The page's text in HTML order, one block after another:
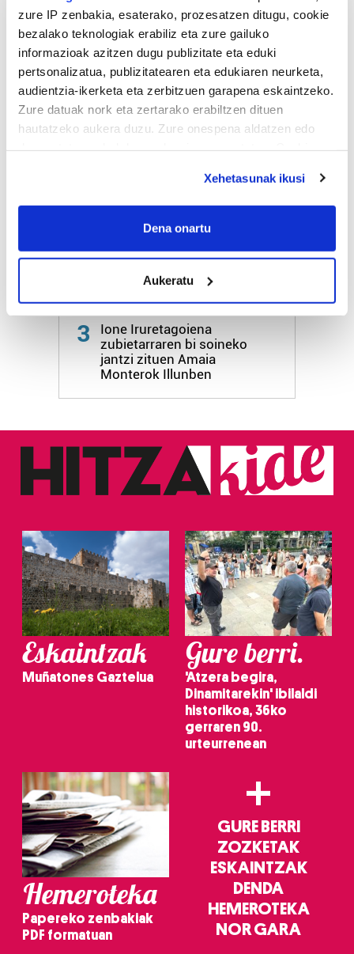
zure IP zenbakia, esaterako, prozesatzen ditugu, cookie
bezalako teknologiak erabiliz eta zure gailuko
informazioak azitzen dugu publizitate eta eduki
pertsonalizatua, publizitatearen eta edukiaren neurketa,
audientzia-ikerketa eta zerbitzuen garapena eskaintzeko.
Zure datuak nork eta zertarako erabiltzen dituen
hautatzeko aukera duzu. Zure onespena aldatzen edo
If you allow, we would also like to:
Collect information about your geographical
meters
Identify your device by actively scanning it for
specific characteristics (fingerprinting)
Find out more about how your personal data is processed
and set your preferences in thedetails section
Guk eta gure bazkideek zure datu pertsonalak
prozesatzen ditugu, zure IP zenbakia, besteak beste,
neurtzeko, jendeari buruzko informazioa biltzeko eta
produktuak garatzeko. Zure datuak nork eta zertarako
erabiltzen dituen hauta dezakezu.
Bazkide batzuek ez dizute baimenik eskatzen, eta beren
interes komertzial legitimoetan babesten dira. Ikusi gure
bazkideen zerrenda, beren ustez zein helburutarako
duten interes legitimoa eta horren aurka nola egin
dezakezun ikusteko.
Lortu zure datu pertsonalak prozesatzeko moduari
buruzko informazio gehiago eta ezarri zure lehentasunak
datuen atalean. Edozein unetan alda edo ken dezakezu
zure baimena Cookieen adierazpenean.
Webgune honek cookie propioak eta hirugarrenen cookie-
zerbitzuak hobetzeko asmoz, cookie teknologiaz
baliatzen gara. Ohar hau onartuz gero, teknologia hori
erabiltzeko baimen esplizitua ematen diguzu.Gehiago
irakurri
Xehetasunak ikusi
Dena onartu
Aukeratu
2.500 zkia.
HARTU HITZA
Azken egunetako irakurrienak
Ernai gazte antolakundeak
mobilizazioa deitu du
2
Pertsona bat atxilotu dute
aurkako delitua egotzita
3
Ione Iruretagoiena
zubietarraren bi soineko
jantzi zituen Amaia
Monterok Illunben
Eskaintzak
Muñatones Gaztelua
Gure berri.
'Atzera begira,
Dinamitarekin' ibilaldi
historikoa, 36ko
gerraren 90.
urteurrenean
Hemeroteka
Papereko zenbakiak
PDF formatuan
+
GURE BERRI
ZOZKETAK
ESKAINTZAK
DENDA
HEMEROTEKA
NOR GARA